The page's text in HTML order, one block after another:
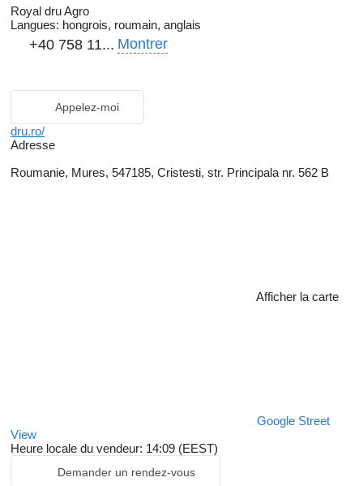
Royal dru Agro
Langues: hongrois, roumain, anglais
+40 758 11... Montrer
Appelez-moi
dru.ro/
Adresse
Roumanie, Mures, 547185, Cristesti, str. Principala nr. 562 B
Afficher la carte
Google Street
View
Heure locale du vendeur: 14:09 (EEST)
Demander un rendez-vous